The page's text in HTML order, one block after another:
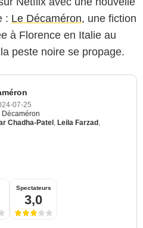
: Le Décaméron, une fiction
à Florence en Italie au
peste noire se propage.
07-25
Décaméron
Chadha-Patel Leila Farzad
Spectateurs
3,0